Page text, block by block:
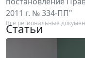
2011 г. № 334-ПП"
Все региональные
Статьи